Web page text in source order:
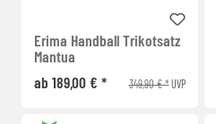
Erima Handball Trikotsatz
Mantua
ab 189,00 € *
349,90 € *UVP